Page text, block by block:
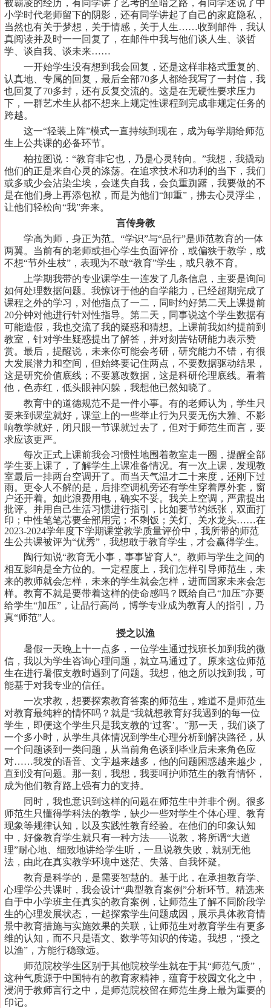
被霸凌的经历，有同学讲了艺考的至暗之路，有同学述说了中
小学时代老师留下的阴影，还有同学讲起了自己的家庭隐私，
当然也有关于梦想，关于情感，关于人生……收到邮件，我认
真阅读并及时一一回复了，在邮件中我与他们谈人生、谈哲
学、谈自我、谈未来……
一开始学生没有想到我会回复，还是这样非格式重复的、
认真地、专属的回复，最后全部70多人都给我写了一封信，我
也回复了70多封，还有反复交流的。这是在无硬性要求压力
下，一群艺术生从都不想来上规定性课程到完成非规定任务的
跨越。
这一“轻装上阵”模式一直持续到现在，成为每学期给师范
生上公共课的必备环节。
柏拉图说： “教育非它也，乃是心灵转向。”我想，我撬动
他们的正是来自心灵的涤荡。在追求技术和功利的当下，我们
或多或少会沾染尘埃，会迷失自我，会负重踟躇，我要做的不
是在他们身上再添包袱，而是为他们“卸重”，拂去心灵浮尘，
让他们轻松向“我”奔来。
言传身教
学高为师，身正为范。 “学识”与“品行”是师范教育的一体
两翼。当前有的老师或担心学生负面评价，或偏狭于教学，或
不想“节外生枝”，表现为不敢“教育”学生，或只教不育。
上学期我带的专业课学生一连发了几条信息，主要是询问
如何处理数据问题。我惊讶于他的自学能力，已经超期完成了
课程之外的学习，对他指点了一二，同时约好第二天上课提前
20分钟对他进行针对性指导。第二天，同事说这个学生数据有
可能造假，我也交流了我的疑惑和猜想。上课前我如约提前到
教室，针对学生疑惑提出了解答，并对刻苦钻研能力表示赞
赏。最后，提醒说，未来你可能会考研，研究能力不错，有很
大发展潜力和空间，但始终要记住两点，不要数据驱动结果，
这是研究价值底线；不要篡改数据，这是科研伦理底线。看着
他，色赤红，低头眼神闪躲，我想他已然知晓了。
教育中的道德规范不是一件小事。有的老师认为，学生只
要来到课堂就好，课堂上的一些举止行为只要无伤大雅、不影
响教学就好，闭只眼一节课就过去了，但对于师范生而言，要
求应该更严。
每次正式上课前我会习惯性地围着教室走一圈，提醒全部
学生要上课了，了解学生上课准备情况。有一次上课，发现教
室最后一排两台空调开了。而当天气温才二十来度，还刚下过
雨。更令人不解的是，后排空调机旁还有学生穿着厚外套，窗
户还开着。如此浪费用电，确实不妥。我关上空调，严肃提出
批评。并用自己生活习惯进行指引，比如要节约纸张， 双面打
印 ；中性笔笔芯要全部用完；不剩饭；关灯、关水龙头……在
2023-2024学年度下学期课堂教学质量评价中，我所带的师范
生公共课被评为“优秀”，我想敢于教育学生，才会赢得学生。
陶行知说“教育无小事，事事皆育人”。教师与学生之间的
相互影响是全方位的。一定程度上，我们怎样引导师范生，未
来的教师就会怎样，未来的学生就会怎样，进而国家未来会怎
样。教育不就是要带着这样的使命感吗？既给自己“加压”亦要
给学生“加压”，让品行高尚，博学专业成为教育人的指引，乃
真“师范”人。
授之以渔
暑假一天晚上十一点多，一位学生通过找班长加到我的微
信，我以为学生咨询心理问题，就立马通过了。原来这位师范
生在进行暑假支教时遇到了问题。我想，他之所以找到我，可
能基于对我专业的信任。
一次求教，想要探索教育答案的师范生，难道不是师范生
对教育最纯粹的情怀吗？就是“我就想教育好我遇到的每一位
学生，即便这个学生只是我支教的‘过客’。”那一天，我们谈了
一个多小时，从学生具体情况到学生心理分析到解决路径，从
一个问题谈到一类问题，从当前角色谈到毕业后未来角色应
对……我发的语音、文字越来越多，他的问题困惑越来越少，
直到没有问题。那一刻，我想，我要呵护师范生的教育情怀，
成为他们教育路上强有力的支持。
同时，我也意识到这样的问题在师范生中并非个例。很多
师范生只懂得学科法的教学，缺少一些对学生个体心理、教育
现象等规律认知，以及实践性教育经验。在他们的印象认知
中，好像教育学生就只有一种方法——说教，将所谓“大道
理”耐心地、细致地讲给学生听，一旦说教失败，就别无他
法，由此在真实教学环境中迷茫、失落、自我怀疑。
教育是科学的，是需要智慧的。基于此，在承担教育学、
心理学公共课时，我会设计“典型教育案例”分析环节。精选来
自于中小学班主任真实的教育案例，让师范生了解不同阶段学
生的心理发展状态，一起探索学生问题成因，展示具体教育情
景中教育措施与实施效果的关联，让师范生对教育学生有更多
维的认知，而不只是语文、数学等知识的传递。我想，“授之
以渔”，方能行稳致远。
师范院校学生区别于其他院校学生就在于其“师范气质”，
这种气质源于中国特有的教育家精神，蕴育于校园文化之中，
浸润于教师言行之中，是师范院校留在师范生身上最为重要的
印记。